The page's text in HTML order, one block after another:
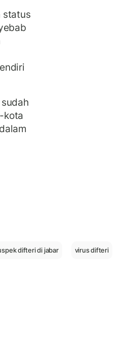
status
kota
difteri di jabar virus difteri